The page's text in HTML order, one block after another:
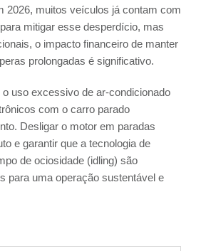
2026, muitos veículos já contam com
mitigar esse desperdício, mas
o impacto financeiro de manter
prolongadas é significativo.
uso excessivo de ar-condicionado
com o carro parado
Desligar o motor em paradas
e garantir que a tecnologia de
de ociosidade (idling) são
para uma operação sustentável e